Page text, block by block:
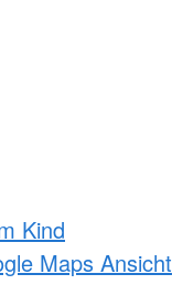
Kind
Maps Ansicht